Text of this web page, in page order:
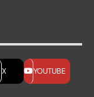
X YOUTUBE